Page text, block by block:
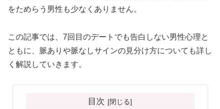
をためらう男性も少なくありません。
この記事では、7回目のデートでも告白しない男性心理と
ともに、脈ありや脈なしサインの見分け方についても詳し
く解説していきます。
目次